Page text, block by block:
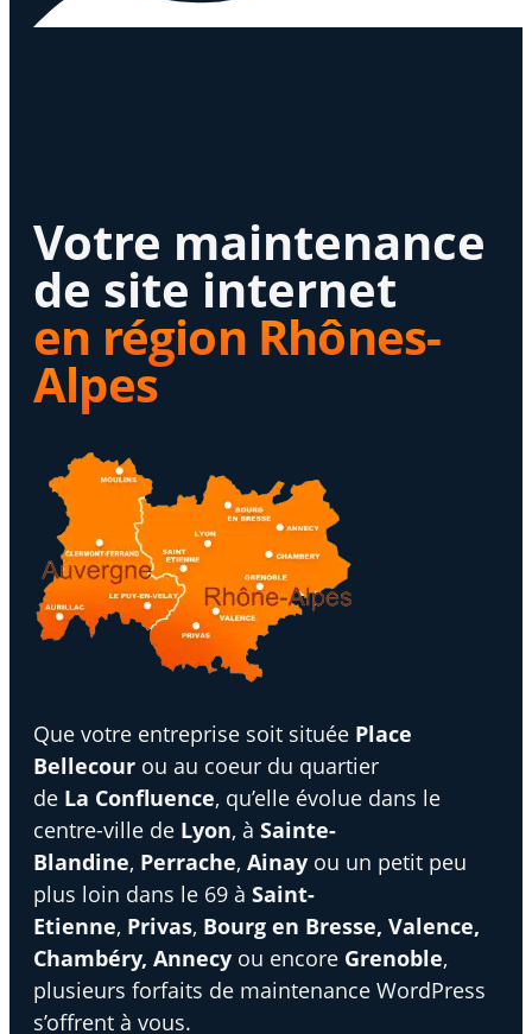
Votre maintenance
de site internet
en région Rhônes-
Alpes
Que votre entreprise soit située Place
Bellecour ou au coeur du quartier
de La Confluence, qu’elle évolue dans le
centre-ville de Lyon, à Sainte-
Blandine, Perrache, Ainay ou un petit peu
plus loin dans le 69 à Saint-
Etienne, Privas, Bourg en Bresse, Valence,
Chambéry, Annecy ou encore Grenoble,
plusieurs forfaits de maintenance WordPress
s’offrent à vous.